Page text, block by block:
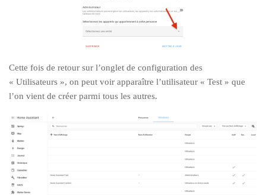
Cette fois de retour sur l’onglet de configuration des
« Utilisateurs », on peut voir apparaître l’utilisateur « Test » que
l’on vient de créer parmi tous les autres.